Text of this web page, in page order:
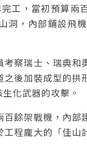
工，當初預算兩
洞，內部鋪設飛
察瑞士、瑞典
後加裝成型的
化武器的攻擊。
百餘架戰機，內
程龐大的「佳